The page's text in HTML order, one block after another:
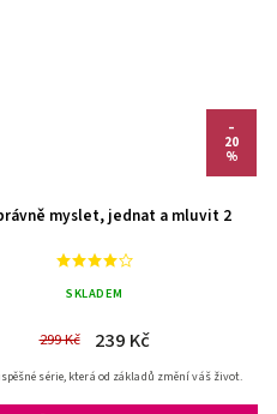
Jak správně myslet, jednat
299 Kč
2. díl veleúspěšné série, která od základů